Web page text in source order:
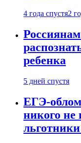
4 года спустя2
ребенка
5 дней спустя
ЕГЭ-
никого не